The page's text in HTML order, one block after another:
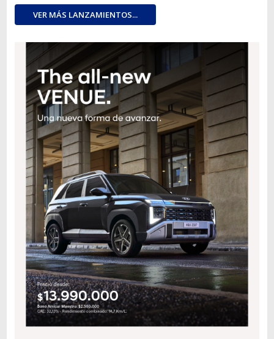
VER MÁS LANZAMIENTOS...